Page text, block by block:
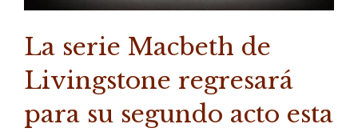
La serie Macbeth de
Livingstone regresará
para su segundo acto esta